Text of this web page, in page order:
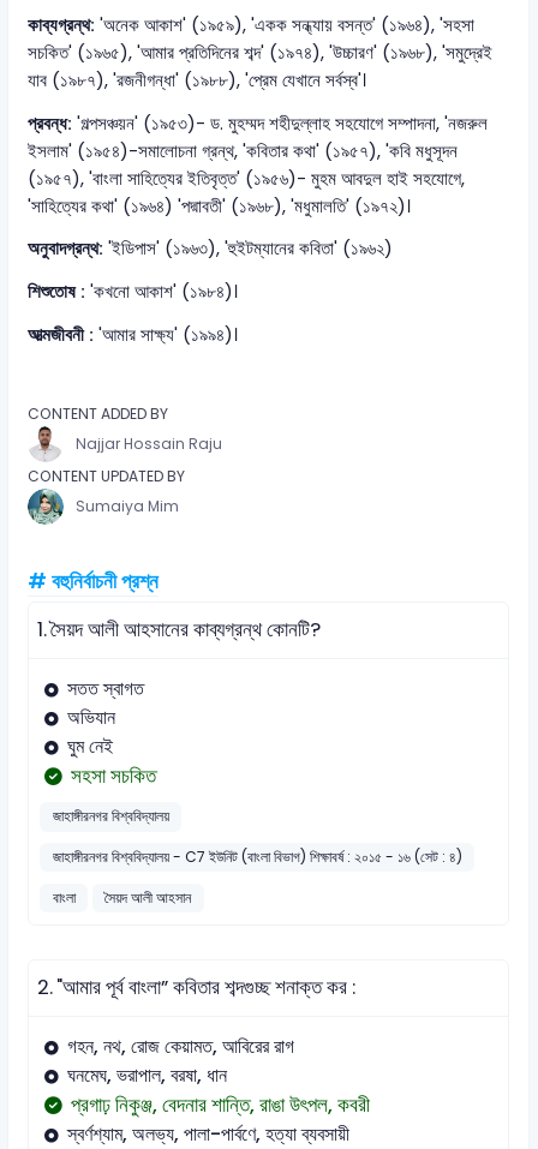
কাব্যগ্রন্থ: 'অনেক আকাশ' (১৯৫৯), 'একক সন্ধ্যায় বসন্ত' (১৯৬৪), 'সহসা
সচকিত' (১৯৬৫), 'আমার প্রতিদিনের শব্দ' (১৯৭৪), 'উচ্চারণ' (১৯৬৮), 'সমুদ্রেই
যাব (১৯৮৭), 'রজনীগন্ধা' (১৯৮৮), 'প্রেম যেখানে সর্বস্ব'।
প্রবন্ধ: 'গল্পসঞ্চয়ন' (১৯৫৩)- ড. মুহম্মদ শহীদুল্লাহ সহযোগে সম্পাদনা, 'নজরুল
ইসলাম' (১৯৫৪)-সমালোচনা গ্রন্থ, 'কবিতার কথা' (১৯৫৭), 'কবি মধুসূদন
(১৯৫৭), 'বাংলা সাহিত্যের ইতিবৃত্ত' (১৯৫৬)- মুহম আবদুল হাই সহযোগে,
'সাহিত্যের কথা' (১৯৬৪) 'পদ্মাবতী' (১৯৬৮), 'মধুমালতি' (১৯৭২)।
অনুবাদগ্রন্থ: 'ইডিপাস' (১৯৬৩), 'হুইটম্যানের কবিতা' (১৯৬২)
শিশুতোষ : 'কখনো আকাশ' (১৯৮৪)।
আত্মজীবনী : 'আমার সাক্ষ্য' (১৯৯৪)।
CONTENT ADDED BY
Najjar Hossain Raju
CONTENT UPDATED BY
Sumaiya Mim
# বহুনির্বাচনী প্রশ্ন
1.সৈয়দ আলী আহসানের কাব্যগ্রন্থ কোনটি?
সতত স্বাগত
অভিযান
ঘুম নেই
সহসা সচকিত
জাহাঙ্গীরনগর বিশ্ববিদ্যালয়
জাহাঙ্গীরনগর বিশ্ববিদ্যালয় - C7 ইউনিট (বাংলা বিভাগ) শিক্ষাবর্ষ : ২০১৫ - ১৬ (সেট : ৪)
বাংলা
সৈয়দ আলী আহসান
2."আমার পূর্ব বাংলা” কবিতার শব্দগুচ্ছ শনাক্ত কর :
গহন, নথ, রোজ কেয়ামত, আবিরের রাগ
ঘনমেঘ, ভরাপাল, বরষা, ধান
প্রগাঢ় নিকুঞ্জ, বেদনার শান্তি, রাঙা উৎপল, কবরী
স্বর্ণশ্যাম, অলভ্য, পালা-পার্বণে, হত্যা ব্যবসায়ী